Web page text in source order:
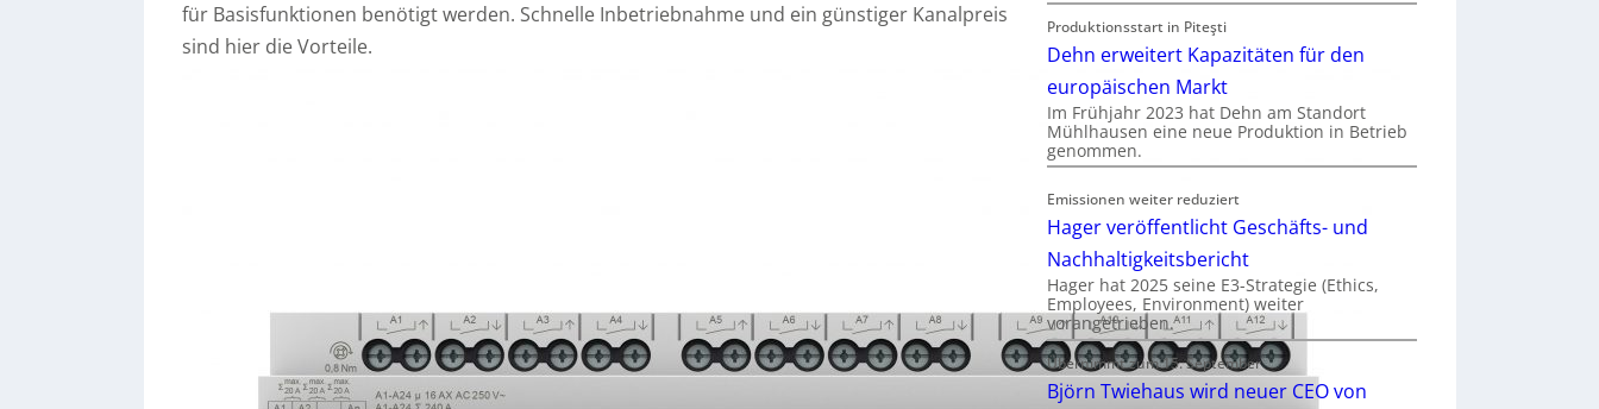
für Basisfunktionen benötigt werden. Schnelle Inbetriebnahme und ein günstiger Kanalpreis
sind hier die Vorteile.
Produktionsstart in Piteşti
Dehn erweitert Kapazitäten für den
europäischen Markt
Im Frühjahr 2023 hat Dehn am Standort
Mühlhausen eine neue Produktion in Betrieb
genommen.
Emissionen weiter reduziert
Hager veröffentlicht Geschäfts- und
Nachhaltigkeitsbericht
Hager hat 2025 seine E3-Strategie (Ethics,
Employees, Environment) weiter
vorangetrieben.
Übernimmt zum 15. September
Björn Twiehaus wird neuer CEO von